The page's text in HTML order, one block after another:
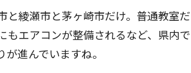
綾瀬市と茅ヶ崎市だけ。普通教室だ
もエアコンが整備されるなど、県内で
進んでいますね。